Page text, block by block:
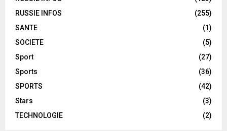
RUSSIE INFOS
(255)
SANTE
(1)
SOCIETE
(5)
Sport
(27)
Sports
(36)
SPORTS
(42)
Stars
(3)
TECHNOLOGIE
(2)